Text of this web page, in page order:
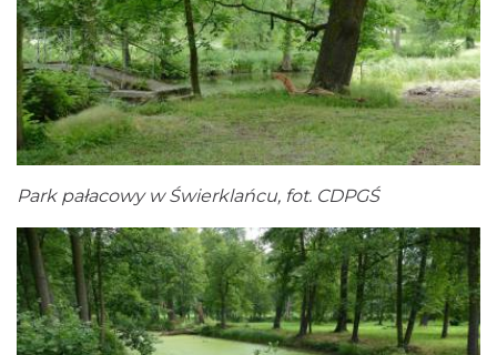
Park pałacowy w Świerklańcu, fot. CDPGŚ